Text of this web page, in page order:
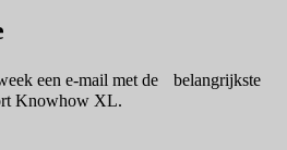
een e-mail met de belangrijkste
Knowhow XL.